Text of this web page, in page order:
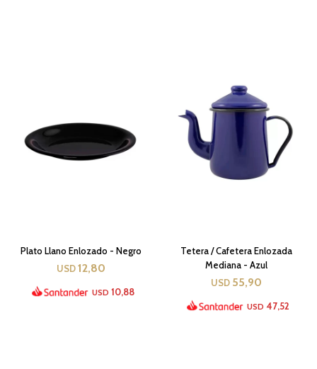
Plato Llano Enlozado - Negro
USD 12,80
USD 10,88
Tetera / Cafetera Enlozada
Mediana - Azul
USD 55,90
USD 47,52